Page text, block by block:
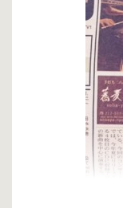
しかし東京に住んで
を感じながら、CDデ
に圧倒的に関西に足り
CD会社、TV会社、出
それらの企業のほと
西にはほとんど無かっ
そう、関西にいる限
ロマン派の時代のパ
に行ってこそチャン
そのチャンスの差と
さを実感する部分も
本当に、関西って世界